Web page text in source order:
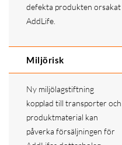
defekta produkten orsakat
AddLife.
Miljörisk
Ny miljölagstiftning
kopplad till transporter och
produktmaterial kan
påverka försäljningen för